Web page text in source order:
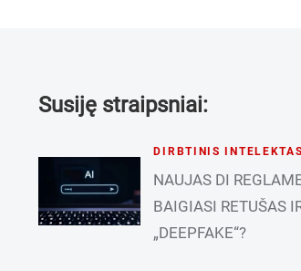
Susiję straipsniai:
DIRBTINIS INTELEKTAS
NAUJAS DI
BAIGIASI RETUŠAS
„DEEPFAKE“?